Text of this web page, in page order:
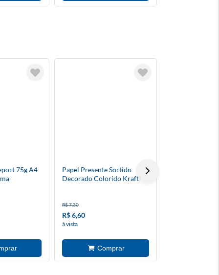
75g A4
Papel Presente Sortido
Decorado Colorido Kraft
R$ 7,30
R$ 6,60
à vista